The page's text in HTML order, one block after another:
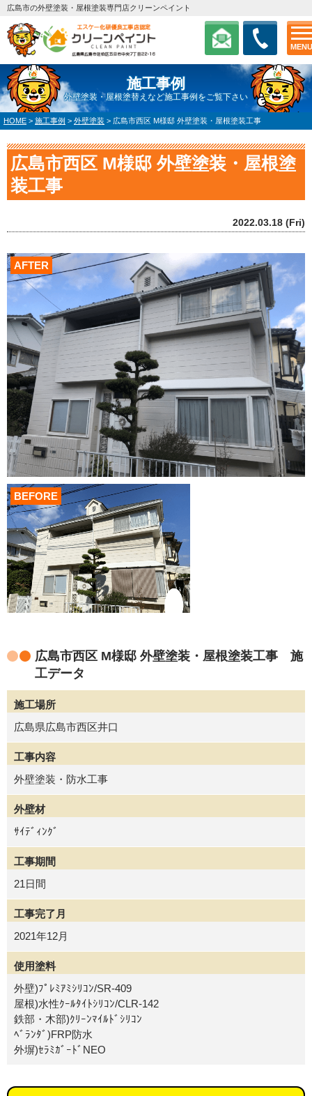
MENU
広島市の外壁塗装・屋根塗装専門店クリーンペイント
施工事例
外壁塗装・屋根塗替えなど施工事例をご覧下さい
HOME > 施工事例 > 外壁塗装 > 広島市西区 M様邸 外壁塗装・屋根塗装工事
広島市西区 M様邸 外壁塗装・屋根塗
装工事
2022.03.18 (Fri)
AFTER
BEFORE
広島市西区 M様邸 外壁塗装・屋根塗装工事 施
工データ
施工場所
広島県広島市西区井口
工事内容
外壁塗装・防水工事
外壁材
ｻｲﾃﾞｨﾝｸﾞ
工事期間
21日間
工事完了月
2021年12月
使用塗料
外壁)ﾌﾟﾚﾐｱﾐｼﾘｺﾝ/SR-409
屋根)水性ｸｰﾙﾀｲﾄｼﾘｺﾝ/CLR-142
鉄部・木部)ｸﾘｰﾝﾏｲﾙﾄﾞｼﾘｺﾝ
ﾍﾞﾗﾝﾀﾞ)FRP防水
外塀)ｾﾗﾐｶﾞｰﾄﾞNEO